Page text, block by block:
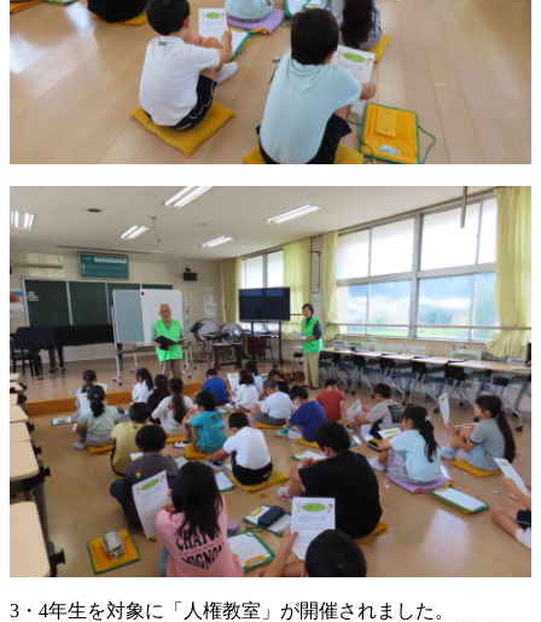
3・4年生を対象に「人権教室」が開催されました。